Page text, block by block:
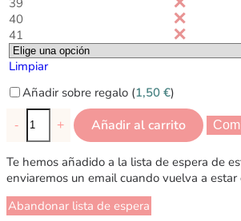
40
41
Limpiar
Añadir sobre regalo (1,50 €)
- + Añadir al carrito
Te hemos añadido a la lista de espera de
enviaremos un email cuando vuelva a
Abandonar lista de espera